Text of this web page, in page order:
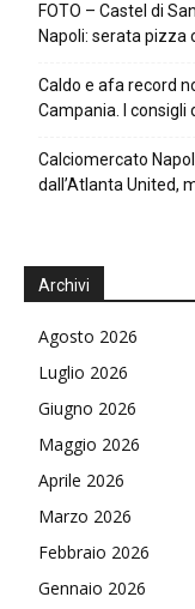
FOTO – Castel di
Napoli: serata pizza
Caldo e afa record
Campania. I consigli
Calciomercato
dall’Atlanta United,
Archivi
Agosto 2026
Luglio 2026
Giugno 2026
Maggio 2026
Aprile 2026
Marzo 2026
Febbraio 2026
Gennaio 2026